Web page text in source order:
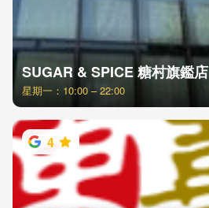
SUGAR & SPICE 糖村旗鑑店
星期一：10:00 – 22:00
4